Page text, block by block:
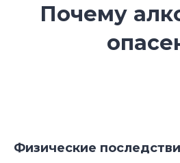
Почему
Физические